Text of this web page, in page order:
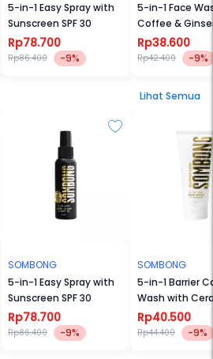
5-in-1 Easy Spray with
Sunscreen SPF 30
Rp78.700
Rp86.400 -9%
5-in-1 Face
Coffee &
100ml
Rp38.600
Rp42.400 -9%
Lihat Semua
SOMBONG
5-in-1 Easy Spray with
Sunscreen SPF 30
Rp78.700
Rp86.400 -9%
SOMBONG
5-in-1 Barrier
Wash with
100ml
Rp40.500
Rp44.400 -9%